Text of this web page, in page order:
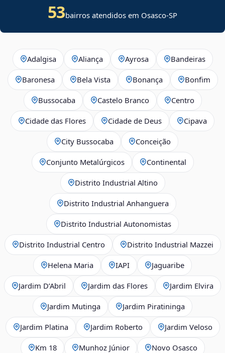
53bairros atendidos em Osasco-SP
Adalgisa Aliança Ayrosa Bandeiras
Baronesa Bela Vista Bonança Bonfim
Bussocaba Castelo Branco Centro
Cidade das Flores Cidade de Deus Cipava
City Bussocaba Conceição
Conjunto Metalúrgicos Continental
Distrito Industrial Altino
Distrito Industrial Anhanguera
Distrito Industrial Autonomistas
Distrito Industrial Centro Distrito Industrial Mazzei
Helena Maria IAPI Jaguaribe
Jardim D’Abril Jardim das Flores Jardim Elvira
Jardim Mutinga Jardim Piratininga
Jardim Platina Jardim Roberto Jardim Veloso
Km 18 Munhoz Júnior Novo Osasco